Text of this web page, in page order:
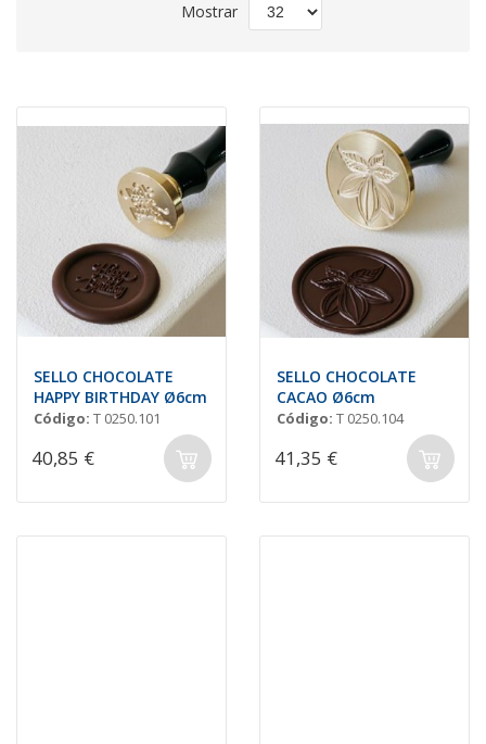
Mostrar
SELLO CHOCOLATE
HAPPY BIRTHDAY Ø6cm
Código: T 0250.101
40,85 €
SELLO CHOCOLATE
CACAO Ø6cm
Código: T 0250.104
41,35 €